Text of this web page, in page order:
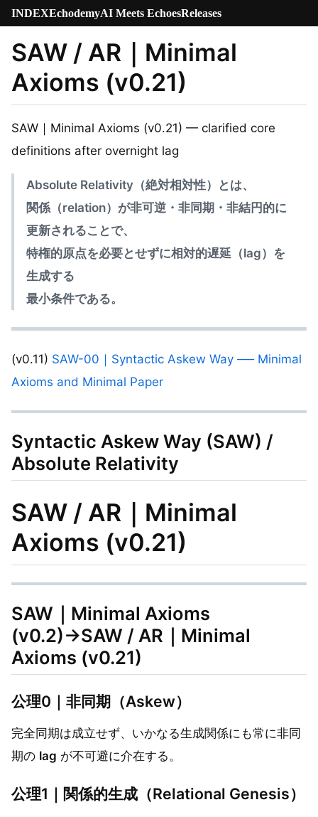
INDEXEchodemyAI Meets EchoesReleases
SAW / AR｜Minimal
Axioms (v0.21)
SAW｜Minimal Axioms (v0.21) — clarified core
definitions after overnight lag
Absolute Relativity（絶対相対性）とは、
関係（relation）が非可逆・非同期・非結円的に
更新されることで、
特権的原点を必要とせずに相対的遅延（lag）を
生成する
最小条件である。
(v0.11) SAW-00｜Syntactic Askew Way ── Minimal
Axioms and Minimal Paper
Syntactic Askew Way (SAW) /
Absolute Relativity
SAW / AR｜Minimal
Axioms (v0.21)
SAW｜Minimal Axioms
(v0.2)→SAW / AR｜Minimal
Axioms (v0.21)
公理0｜非同期（Askew）
完全同期は成立せず、いかなる生成関係にも常に非同
期の lag が不可避に介在する。
公理1｜関係的生成（Relational Genesis）